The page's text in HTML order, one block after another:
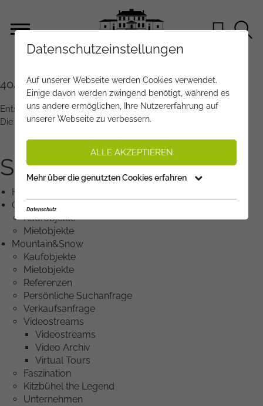
404 - SEITE NICHT GEFUNDEN
Entschuldigen Sie - es ist ein Fehler aufgetreten.
Die gewünschte Seite wurde nicht gefunden.
SITEMAP
Home
Objektangebote
Kaufobjekte
Mietobjekte
Mountain&Snow
Kaufobjekte
Mietobjekte
Referenzen
Persönliche Suchanfrage
Verkaufsanfrage
Videostreams
Videostreams
Video Archiv
Virtual Tours
Faszination
Kitzbühel the Legend
Unternehmen
Datenschutzeinstellungen
Auf unserer Webseite werden Cookies verwendet.
Einige davon werden zwingend benötigt, während es
uns andere ermöglichen, Ihre Nutzererfahrung auf
unserer Webseite zu verbessern.
ALLE AKZEPTIEREN
Mehr über die genutzten Cookies erfahren
Datenschutz